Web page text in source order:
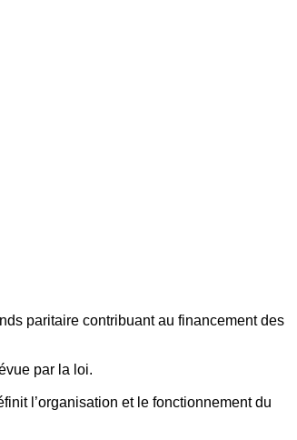
paritaire contribuant au financement des
par la loi.
l’organisation et le fonctionnement du